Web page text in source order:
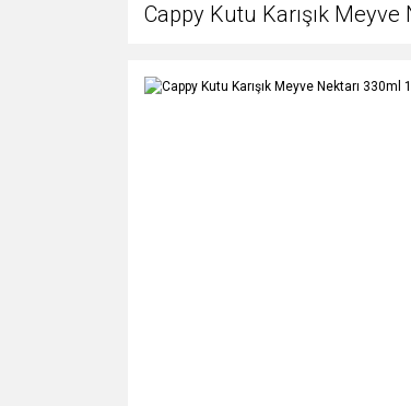
Cappy Kutu Karışık